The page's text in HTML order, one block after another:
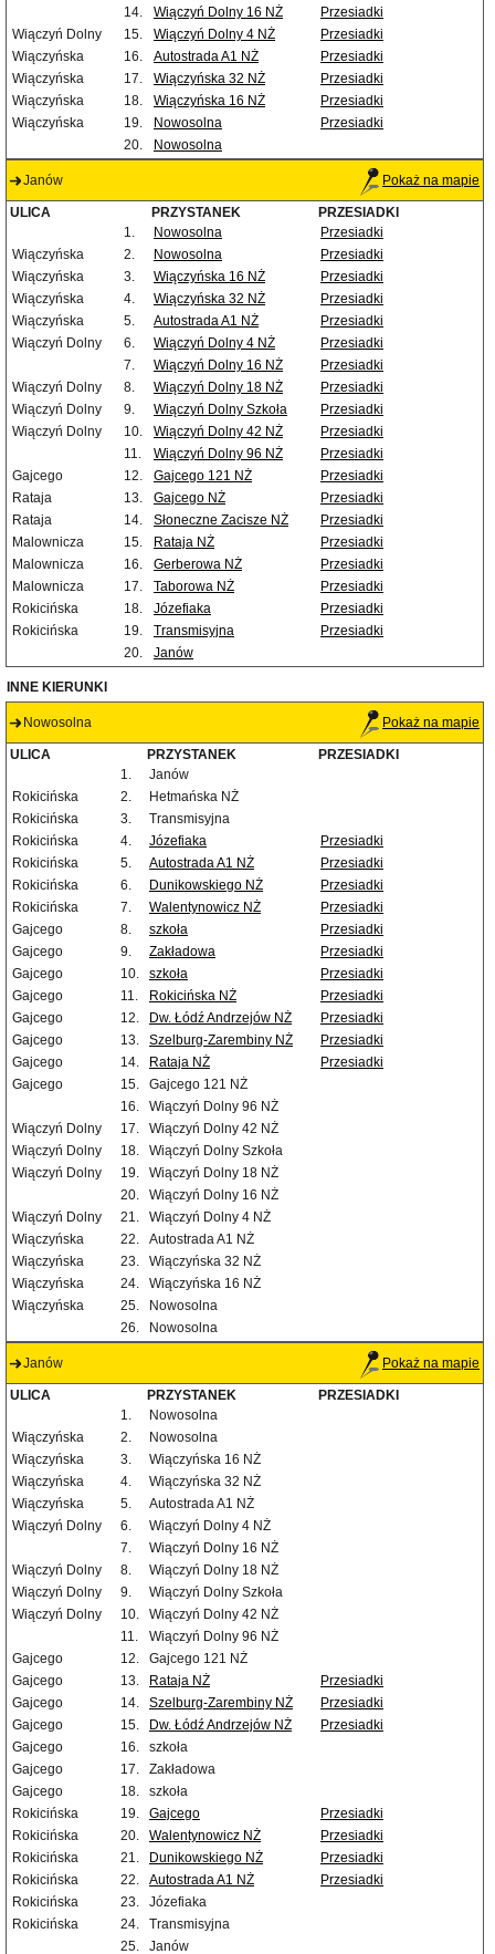
14.
Wiączyń Dolny 16 NŻ
Przesiadki
Wiączyń Dolny
15. Wiączyń Dolny 4 NŻ
Przesiadki
Wiączyńska
16. Autostrada A1 NŻ
Przesiadki
Wiączyńska
17. Wiączyńska 32 NŻ
Przesiadki
Wiączyńska
18. Wiączyńska 16 NŻ
Przesiadki
Wiączyńska
19. Nowosolna
Przesiadki
20.
Nowosolna
Janów Pokaż na mapie
ULICA PRZYSTANEK
PRZESIADKI
1.
Nowosolna
Przesiadki
Wiączyńska
2. Nowosolna
Przesiadki
Wiączyńska
3. Wiączyńska 16 NŻ
Przesiadki
Wiączyńska
4. Wiączyńska 32 NŻ
Przesiadki
Wiączyńska
5. Autostrada A1 NŻ
Przesiadki
Wiączyń Dolny
6. Wiączyń Dolny 4 NŻ
Przesiadki
7.
Wiączyń Dolny 16 NŻ
Przesiadki
Wiączyń Dolny
8. Wiączyń Dolny 18 NŻ
Przesiadki
Wiączyń Dolny
9. Wiączyń Dolny Szkoła
Przesiadki
Wiączyń Dolny
10. Wiączyń Dolny 42 NŻ
Przesiadki
11.
Wiączyń Dolny 96 NŻ
Przesiadki
Gajcego
12. Gajcego 121 NŻ
Przesiadki
Rataja
13. Gajcego NŻ
Przesiadki
Rataja
14. Słoneczne Zacisze NŻ
Przesiadki
Malownicza
15. Rataja NŻ
Przesiadki
Malownicza
16. Gerberowa NŻ
Przesiadki
Malownicza
17. Taborowa NŻ
Przesiadki
Rokicińska
18. Józefiaka
Przesiadki
Rokicińska
19. Transmisyjna
Przesiadki
20.
Janów
INNE KIERUNKI
Nowosolna Pokaż na mapie
ULICA PRZYSTANEK
PRZESIADKI
1.
Janów
Rokicińska
2.
Hetmańska NŻ
Rokicińska
3.
Transmisyjna
Rokicińska
4. Józefiaka
Przesiadki
Rokicińska
5. Autostrada A1 NŻ
Przesiadki
Rokicińska
6. Dunikowskiego NŻ
Przesiadki
Rokicińska
7. Walentynowicz NŻ
Przesiadki
Gajcego
8. szkoła
Przesiadki
Gajcego
9. Zakładowa
Przesiadki
Gajcego
10. szkoła
Przesiadki
Gajcego
11. Rokicińska NŻ
Przesiadki
Gajcego
12. Dw. Łódź Andrzejów NŻ
Przesiadki
Gajcego
13. Szelburg-Zarembiny NŻ
Przesiadki
Gajcego
14. Rataja NŻ
Przesiadki
Gajcego
15.
Gajcego 121 NŻ
16.
Wiączyń Dolny 96 NŻ
Wiączyń Dolny
17.
Wiączyń Dolny 42 NŻ
Wiączyń Dolny
18.
Wiączyń Dolny Szkoła
Wiączyń Dolny
19.
Wiączyń Dolny 18 NŻ
20.
Wiączyń Dolny 16 NŻ
Wiączyń Dolny
21.
Wiączyń Dolny 4 NŻ
Wiączyńska
22.
Autostrada A1 NŻ
Wiączyńska
23.
Wiączyńska 32 NŻ
Wiączyńska
24.
Wiączyńska 16 NŻ
Wiączyńska
25.
Nowosolna
26.
Nowosolna
Janów Pokaż na mapie
ULICA PRZYSTANEK
PRZESIADKI
1.
Nowosolna
Wiączyńska
2.
Nowosolna
Wiączyńska
3.
Wiączyńska 16 NŻ
Wiączyńska
4.
Wiączyńska 32 NŻ
Wiączyńska
5.
Autostrada A1 NŻ
Wiączyń Dolny
6.
Wiączyń Dolny 4 NŻ
7.
Wiączyń Dolny 16 NŻ
Wiączyń Dolny
8.
Wiączyń Dolny 18 NŻ
Wiączyń Dolny
9.
Wiączyń Dolny Szkoła
Wiączyń Dolny
10.
Wiączyń Dolny 42 NŻ
11.
Wiączyń Dolny 96 NŻ
Gajcego
12.
Gajcego 121 NŻ
Gajcego
13. Rataja NŻ
Przesiadki
Gajcego
14. Szelburg-Zarembiny NŻ
Przesiadki
Gajcego
15. Dw. Łódź Andrzejów NŻ
Przesiadki
Gajcego
16.
szkoła
Gajcego
17.
Zakładowa
Gajcego
18.
szkoła
Rokicińska
19. Gajcego
Przesiadki
Rokicińska
20. Walentynowicz NŻ
Przesiadki
Rokicińska
21. Dunikowskiego NŻ
Przesiadki
Rokicińska
22. Autostrada A1 NŻ
Przesiadki
Rokicińska
23.
Józefiaka
Rokicińska
24.
Transmisyjna
25.
Janów